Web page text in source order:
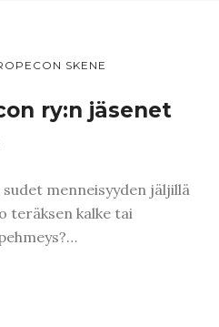
SKENE
ry:n jäsenet
menneisyyden jäljillä
teräksen kalke tai